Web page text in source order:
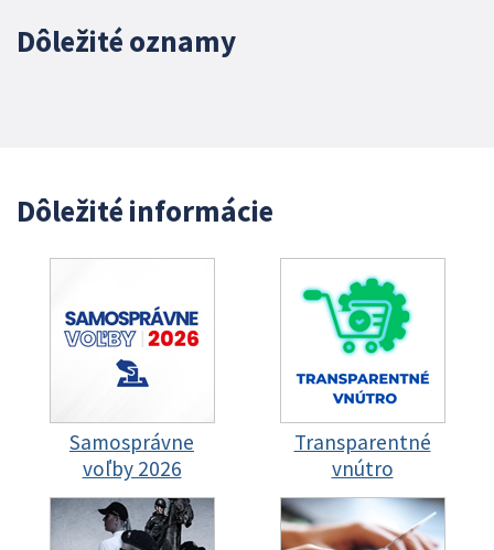
Dôležité oznamy
Dôležité informácie
Samosprávne
voľby 2026
Transparentné
vnútro